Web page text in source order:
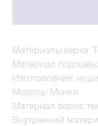
Материалы верха:
Материал
Изготовление:
Модель: Монки
Материал верха:
Внутренний